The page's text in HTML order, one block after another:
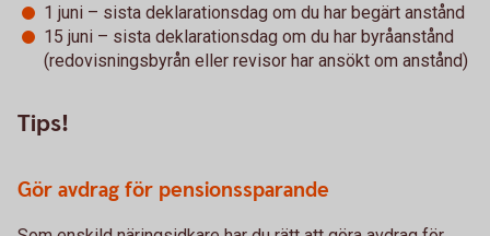
1 juni – sista deklarationsdag om du har begärt anstånd
15 juni – sista deklarationsdag om du har byråanstånd
(redovisningsbyrån eller revisor har ansökt om anstånd)
Tips!
Gör avdrag för pensionssparande